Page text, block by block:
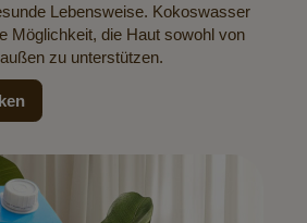
Lebensweise. Kokoswasser
Möglichkeit, die Haut sowohl von
zu unterstützen.